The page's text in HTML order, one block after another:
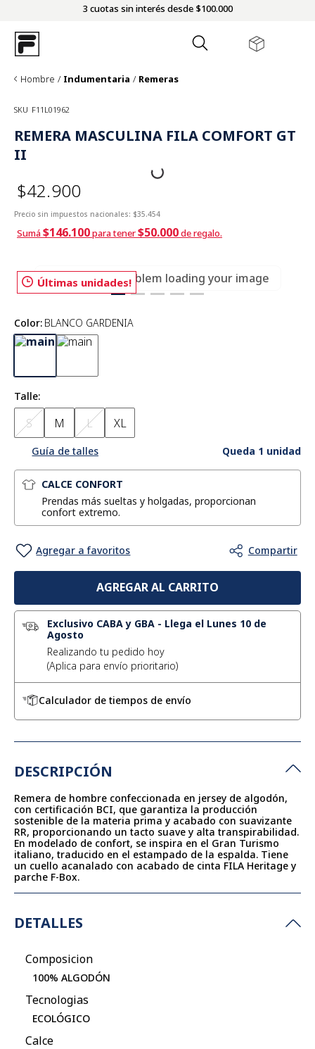
3 cuotas sin interés desde $100.000
Hombre Indumentaria Remeras
SKU F11L01962
REMERA MASCULINA FILA COMFORT GT
II
$42.900
Precio sin impuestos nacionales: $35.454
Sumá$146.100para tener$50.000de regalo.
Últimas unidades!
There was a problem loading your image
Color: BLANCO GARDENIA
Talle
L
M
S XL
Guía de talles Queda 1 unidad
CALCE CONFORT
Prendas más sueltas y holgadas, proporcionan
confort extremo.
AGREGAR AL CARRITO
Exclusivo CABA y GBA - Llega el Lunes 10 de
Agosto
Realizando tu pedido hoy
Calculador de tiempos de envío
DESCRIPCIÓN
Remera de hombre confeccionada en jersey de algodón,
con certificación BCI, que garantiza la producción
sostenible de la materia prima y acabado con suavizante
RR, proporcionando un tacto suave y alta transpirabilidad.
En modelado de confort, se inspira en el Gran Turismo
italiano, traducido en el estampado de la espalda. Tiene
un cuello acanalado con acabado de cinta FILA Heritage y
parche F-Box.
DETALLES
Composicion
100% ALGODÓN
Tecnologias
ECOLÓGICO
Calce